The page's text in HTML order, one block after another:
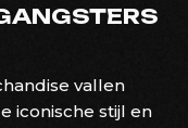
vallen
iconische stijl en